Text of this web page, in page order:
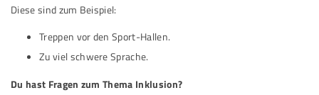
Diese sind zum Beispiel:
Treppen vor den Sport-Hallen.
Zu viel schwere Sprache.
Du hast Fragen zum Thema Inklusion?